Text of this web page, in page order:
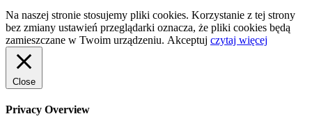
Na naszej stronie stosujemy pliki cookies. Korzystanie z tej strony
bez zmiany ustawień przeglądarki oznacza, że pliki cookies będą
zamieszczane w Twoim urządzeniu. Akceptuj czytaj więcej
Close
Privacy Overview